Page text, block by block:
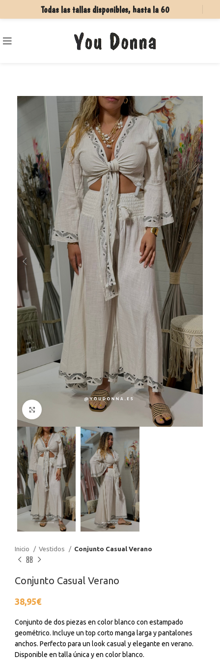
Todas las tallas disponibles, hasta la 60
Haga Click para agrandar
Inicio Vestidos Conjunto Casual Verano
Conjunto Casual Verano
38,95€
Conjunto de dos piezas en color blanco con estampado
geométrico. Incluye un top corto manga larga y pantalones
anchos. Perfecto para un look casual y elegante en verano.
Disponible en talla única y en color blanco.